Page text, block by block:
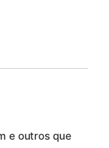
e outros que